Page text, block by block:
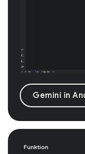
Gemini in
Funktion